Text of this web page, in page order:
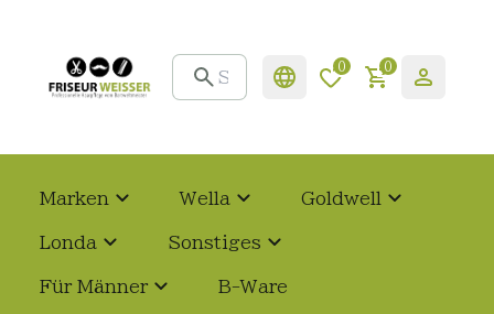
0 0
Marken Wella Goldwell
Londa Sonstiges
Für Männer B-Ware